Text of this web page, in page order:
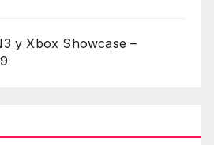
y Xbox Showcase –